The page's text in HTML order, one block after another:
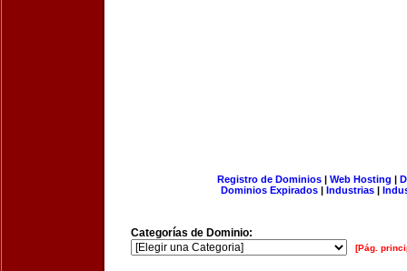
Registro de Dominios| Web Hosting |
Dominios Expirados | Industrias |
Categorías de Dominio:
[Pág.